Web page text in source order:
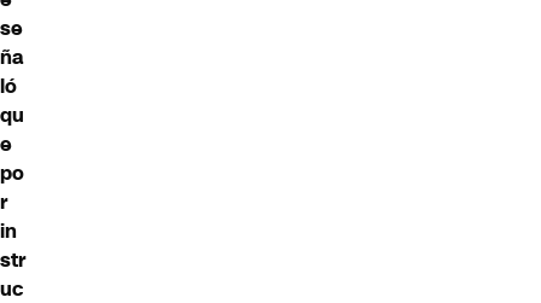
se
ña
ló
qu
e
po
r
in
str
uc